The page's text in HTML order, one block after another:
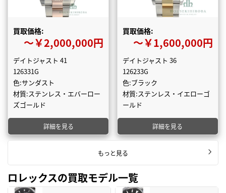
買取価格:
〜￥2,000,000円
デイトジャスト 41
126331G
色:サンダスト
材質:ステンレス・エバーロー
ズゴールド
詳細を見る
買取価格:
〜￥1,600,000円
デイトジャスト 36
126233G
色:ブラック
材質:ステンレス・イエローゴ
ールド
詳細を見る
もっと見る
ロレックスの買取モデル一覧